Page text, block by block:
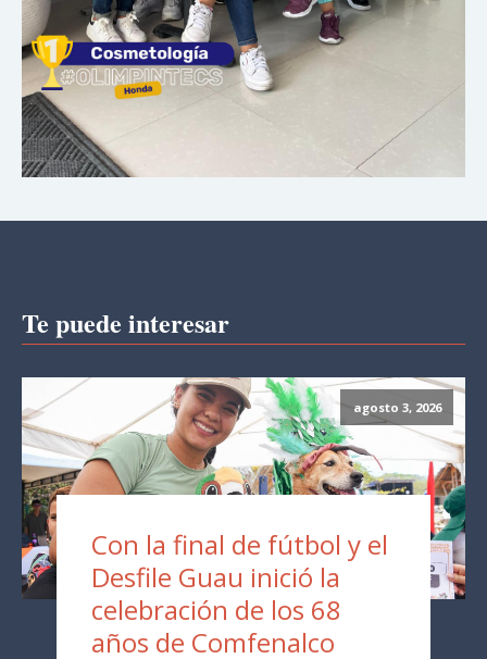
Te puede interesar
agosto 3, 2026
Con la final de fútbol y el
Desfile Guau inició la
celebración de los 68
años de Comfenalco